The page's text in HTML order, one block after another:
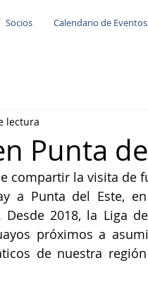
Socios Calendario de Eventos
Punta
lectura
compartir la visita de
a Punta del Este,
Desde 2018, la Liga
próximos a
de nuestra